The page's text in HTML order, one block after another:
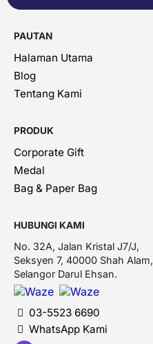
PAUTAN
Halaman Utama
Blog
Tentang Kami
PRODUK
Corporate Gift
Medal
Bag & Paper Bag
HUBUNGI KAMI
No. 32A, Jalan Kristal J7/J,
Seksyen 7, 40000 Shah Alam,
Selangor Darul Ehsan.
03-5523 6690
WhatsApp Kami